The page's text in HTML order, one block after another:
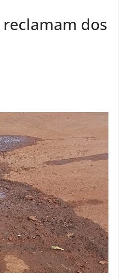
dos